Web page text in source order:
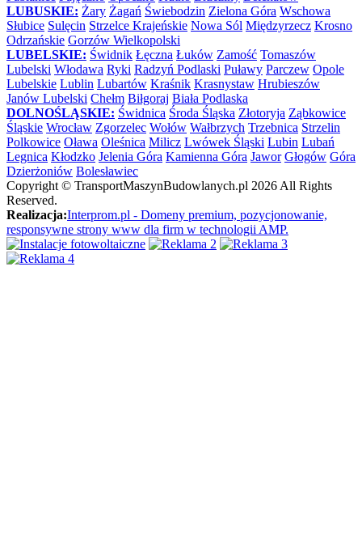
LUBUSKIE: Żary Żagań Świebodzin Zielona Góra Wschowa
Słubice Sulęcin Strzelce Krajeńskie Nowa Sól Międzyrzecz Krosno
Odrzańskie Gorzów Wielkopolski
LUBELSKIE: Świdnik Łęczna Łuków Zamość Tomaszów
Lubelski Włodawa Ryki Radzyń Podlaski Puławy Parczew Opole
Lubelskie Lublin Lubartów Kraśnik Krasnystaw Hrubieszów
Janów Lubelski Chełm Biłgoraj Biała Podlaska
DOLNOŚLĄSKIE: Świdnica Środa Śląska Złotoryja Ząbkowice
Śląskie Wrocław Zgorzelec Wołów Wałbrzych Trzebnica Strzelin
Polkowice Oława Oleśnica Milicz Lwówek Śląski Lubin Lubań
Legnica Kłodzko Jelenia Góra Kamienna Góra Jawor Głogów Góra
Dzierżoniów Bolesławiec
Copyright © TransportMaszynBudowlanych.pl 2026 All Rights
Reserved.
Realizacja:Interprom.pl - Domeny premium, pozycjonowanie,
responsywne strony www dla firm w technologii AMP.